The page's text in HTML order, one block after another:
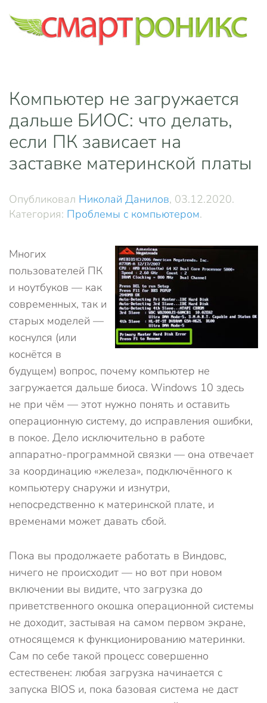
Skip to main content
Компьютер не загружается
дальше БИОС: что делать,
если ПК зависает на
заставке материнской платы
Опубликовал Николай Данилов, 03.12.2020.
Категория: Проблемы с компьютером.
Многих
пользователей ПК
и ноутбуков — как
современных, так и
старых моделей —
коснулся (или
коснётся в
будущем) вопрос, почему компьютер не
загружается дальше биоса. Windows 10 здесь
не при чём — этот нужно понять и оставить
операционную систему, до исправления ошибки,
в покое. Дело исключительно в работе
аппаратно-программной связки — она отвечает
за координацию «железа», подключённого к
компьютеру снаружи и изнутри,
непосредственно к материнской плате, и
временами может давать сбой.
Пока вы продолжаете работать в Виндовс,
ничего не происходит — но вот при новом
включении вы видите, что загрузка до
приветственного окошка операционной системы
не доходит, застывая на самом первом экране,
относящемся к функционированию материнки.
Сам по себе такой процесс совершенно
естественен: любая загрузка начинается с
запуска BIOS и, пока базовая система не даст